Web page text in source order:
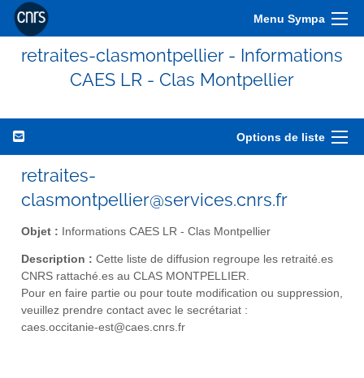
Menu Sympa
retraites-clasmontpellier - Informations
CAES LR - Clas Montpellier
Options de liste
retraites-
clasmontpellier@services.cnrs.fr
Objet : Informations CAES LR - Clas Montpellier
Description : Cette liste de diffusion regroupe les retraité.es
CNRS rattaché.es au CLAS MONTPELLIER.
Pour en faire partie ou pour toute modification ou suppression,
veuillez prendre contact avec le secrétariat :
caes.occitanie-est@caes.cnrs.fr